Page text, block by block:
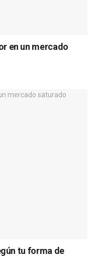
en un mercado
tu forma de